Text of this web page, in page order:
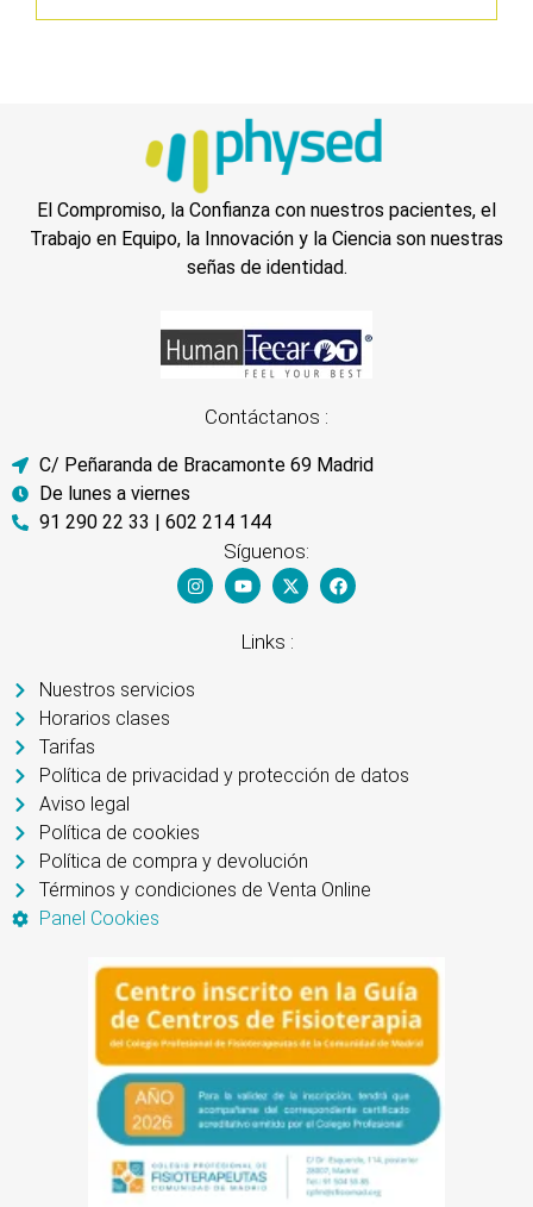
El Compromiso, la Confianza con nuestros pacientes, el
Trabajo en Equipo, la Innovación y la Ciencia son nuestras
señas de identidad.
Contáctanos :
C/ Peñaranda de Bracamonte 69 Madrid
De lunes a viernes
91 290 22 33 | 602 214 144
Síguenos:
Links :
Nuestros servicios
Horarios clases
Tarifas
Política de privacidad y protección de datos
Aviso legal
Política de cookies
Política de compra y devolución
Términos y condiciones de Venta Online
Panel Cookies